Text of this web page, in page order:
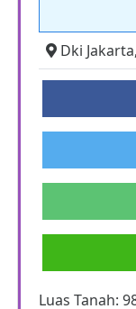
Dki Jakarta,
Luas Tanah: